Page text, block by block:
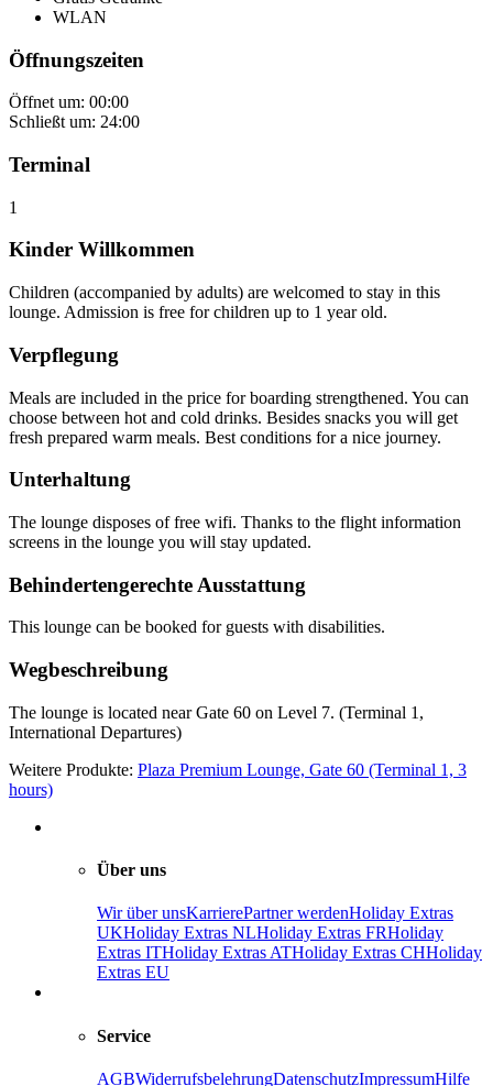
WLAN
Öffnungszeiten
Öffnet um: 00:00
Schließt um: 24:00
Terminal
1
Kinder Willkommen
Children (accompanied by adults) are welcomed to stay in this
lounge. Admission is free for children up to 1 year old.
Verpflegung
Meals are included in the price for boarding strengthened. You can
choose between hot and cold drinks. Besides snacks you will get
fresh prepared warm meals. Best conditions for a nice journey.
Unterhaltung
The lounge disposes of free wifi. Thanks to the flight information
screens in the lounge you will stay updated.
Behindertengerechte Ausstattung
This lounge can be booked for guests with disabilities.
Wegbeschreibung
The lounge is located near Gate 60 on Level 7. (Terminal 1,
International Departures)
Weitere Produkte: Plaza Premium Lounge, Gate 60 (Terminal 1, 3
hours)
Über uns
Wir über unsKarrierePartner werdenHoliday Extras
UKHoliday Extras NLHoliday Extras FRHoliday
Extras ITHoliday Extras ATHoliday Extras CHHoliday
Extras EU
Service
AGBWiderrufsbelehrungDatenschutzImpressumHilfe